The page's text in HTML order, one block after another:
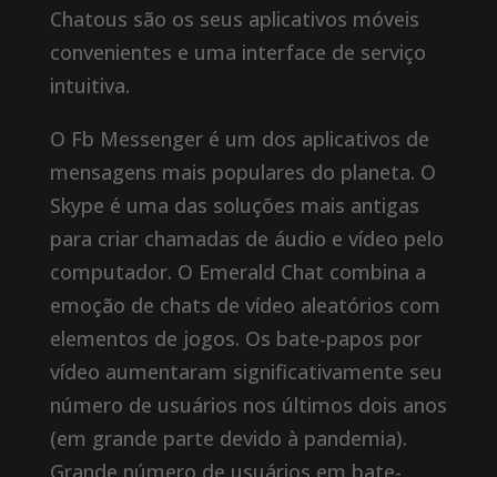
Chatous são os seus aplicativos móveis
convenientes e uma interface de serviço
intuitiva.
O Fb Messenger é um dos aplicativos de
mensagens mais populares do planeta. O
Skype é uma das soluções mais antigas
para criar chamadas de áudio e vídeo pelo
computador. O Emerald Chat combina a
emoção de chats de vídeo aleatórios com
elementos de jogos. Os bate-papos por
vídeo aumentaram significativamente seu
número de usuários nos últimos dois anos
(em grande parte devido à pandemia).
Grande número de usuários em bate-